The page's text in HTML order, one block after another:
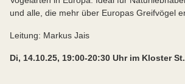
und alle, die mehr über Europas Greifvögel
Leitung: Markus Jais
Di, 14.10.25, 19:00-20:30 Uhr im Kloster